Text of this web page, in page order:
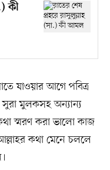
কী
যাওয়ার আগে পবিত্র
মুলকসহ অন্যান্য
স্মরণ করা ভালো কাজ
কথা মেনে চললে